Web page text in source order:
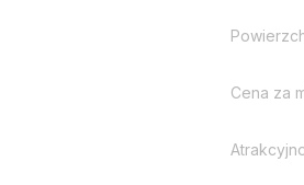
Cena za